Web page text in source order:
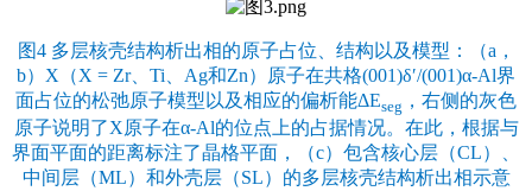
图4 多层核壳结构析出相的原子占位、结构以及模型：（a，
b）X（X = Zr、Ti、Ag和Zn）原子在共格(001)δ′/(001)α-Al界
面占位的松弛原子模型以及相应的偏析能ΔEseg ，右侧的灰色
原子说明了X原子在α-Al的位点上的占据情况。在此，根据与
界面平面的距离标注了晶格平面，（c）包含核心层（CL）、
中间层（ML）和外壳层（SL）的多层核壳结构析出相示意